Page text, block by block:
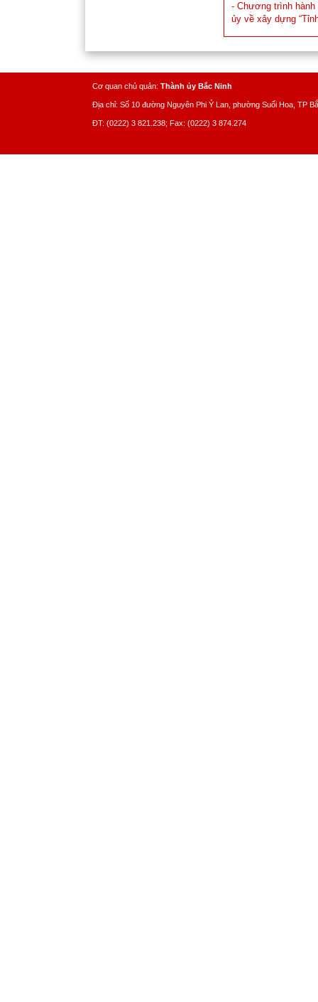
- Chương trình
ủy về xây dựng
Cơ quan chủ quản: Thành ủy Bắc Ninh
Địa chỉ: Số 10 đường Nguyên Phi Ỷ Lan, phường Suối Hoa, TP
ĐT: (0222) 3 821.238; Fax: (0222) 3 874.274